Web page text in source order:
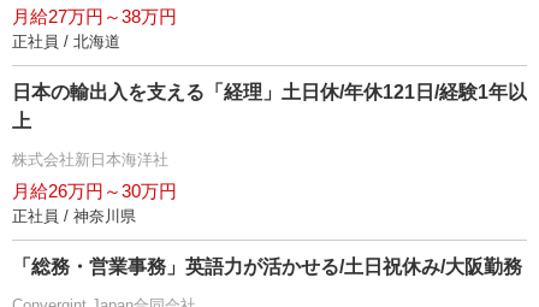
月給27万円～38万円
正社員 / 北海道
日本の輸出入を支える「経理」土日休/年休121日/経験1年以
上
株式会社新日本海洋社
月給26万円～30万円
正社員 / 神奈川県
「総務・営業事務」英語力が活かせる/土日祝休み/大阪勤務